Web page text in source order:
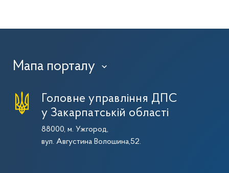
Мапа порталу ›
Головне управління ДПС
у Закарпатській області
88000, м. Ужгород,
вул. Августина Волошина,52.